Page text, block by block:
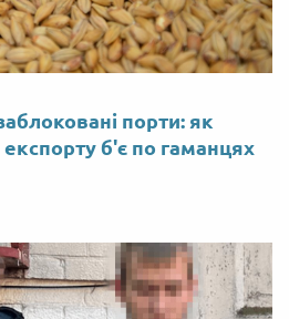
порти: як
б'є по гаманцях